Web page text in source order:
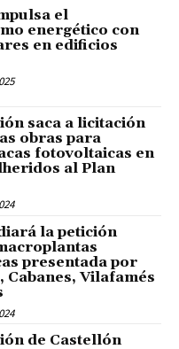
el
energético con
en edificios
saca a licitación
obras para
fotovoltaicas en
al Plan
la petición
presentada por
Cabanes, Vilafamés
de Castellón